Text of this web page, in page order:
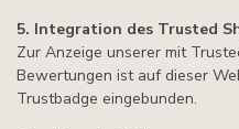
5. Integration des Trusted
Zur Anzeige unserer mit
Bewertungen ist auf dieser
Trustbadge eingebunden.